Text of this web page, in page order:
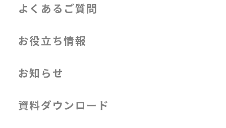
よくあるご質問
お役立ち情報
お知らせ
資料ダウンロード